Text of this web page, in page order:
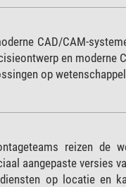
CAD/CAM-
en moderne
op
reizen de
aangepaste versies
op locatie en